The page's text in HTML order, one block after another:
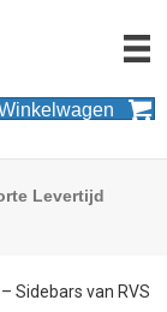
Levertijd
Sidebars van RVS